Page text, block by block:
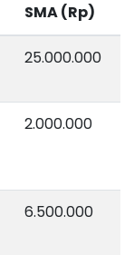
SMA (Rp)
25.000.000
2.000.000
6.500.000